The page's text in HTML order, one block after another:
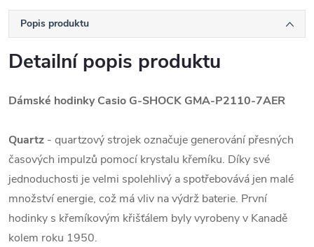
Popis produktu
Detailní popis produktu
Dámské hodinky Casio G-SHOCK GMA-P2110-7AER
Quartz - quartzový strojek označuje generování přesných
časových impulzů pomocí krystalu křemíku. Díky své
jednoduchosti je velmi spolehlivý a spotřebovává jen malé
množství energie, což má vliv na výdrž baterie. První
hodinky s křemíkovým křišťálem byly vyrobeny v Kanadě
kolem roku 1950.